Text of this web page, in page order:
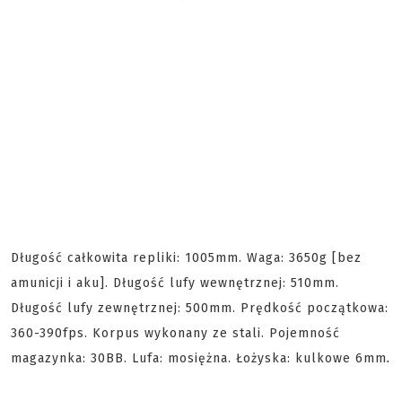
Długość całkowita repliki: 1005mm. Waga: 3650g [bez
amunicji i aku]. Długość lufy wewnętrznej: 510mm.
Długość lufy zewnętrznej: 500mm. Prędkość początkowa:
360-390fps. Korpus wykonany ze stali. Pojemność
magazynka: 30BB. Lufa: mosiężna. Łożyska: kulkowe 6mm.